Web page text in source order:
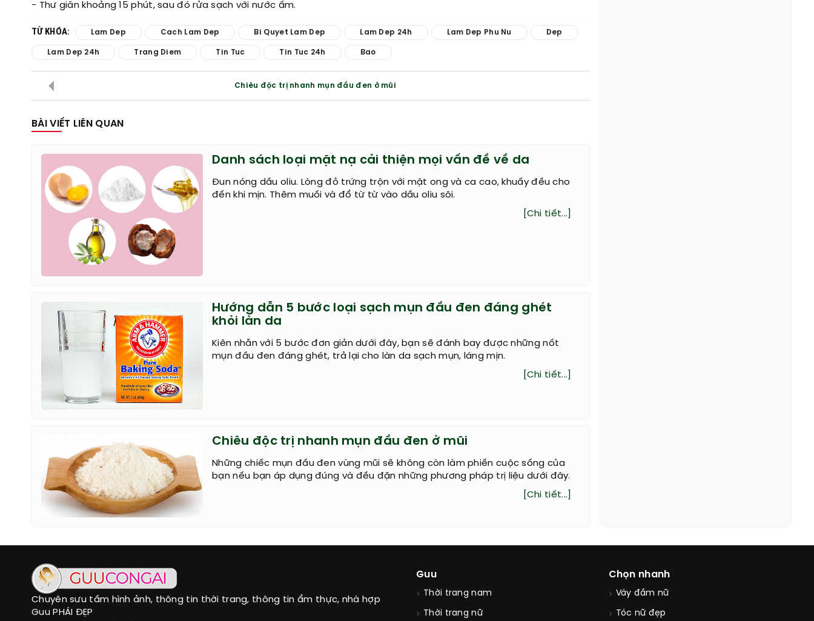
- Thư giãn khoảng 15 phút, sau đó rửa sạch với nước ấm.
TỪ KHÓA: Lam Dep Cach Lam Dep Bi Quyet Lam Dep Lam Dep 24h Lam Dep Phu Nu Dep
Lam Dep 24h Trang Diem Tin Tuc Tin Tuc 24h Bao
Chiêu độc trị nhanh mụn đầu đen ở mũi
BÀI VIẾT LIÊN QUAN
Danh sách loại mặt nạ cải thiện mọi vấn đề về da
Đun nóng dầu oliu. Lòng đỏ trứng trộn với mật ong và ca cao, khuấy đều cho
đến khi mịn. Thêm muối và đổ từ từ vào dầu oliu sôi.
[Chi tiết...]
Hướng dẫn 5 bước loại sạch mụn đầu đen đáng ghét
khỏi làn da
Kiên nhẫn với 5 bước đơn giản dưới đây, bạn sẽ đánh bay được những nốt
mụn đầu đen đáng ghét, trả lại cho làn da sạch mụn, láng mịn.
[Chi tiết...]
Chiêu độc trị nhanh mụn đầu đen ở mũi
Những chiếc mụn đầu đen vùng mũi sẽ không còn làm phiền cuộc sống của
bạn nếu bạn áp dụng đúng và đều đặn những phương pháp trị liệu dưới đây.
[Chi tiết...]
Chuyên sưu tầm hình ảnh, thông tin thời trang, thông tin ẩm thực, nhà hợp
Guu PHÁI ĐẸP
Guu
Thời trang nam
Thời trang nữ
Chọn nhanh
Váy đầm nữ
Tóc nữ đẹp